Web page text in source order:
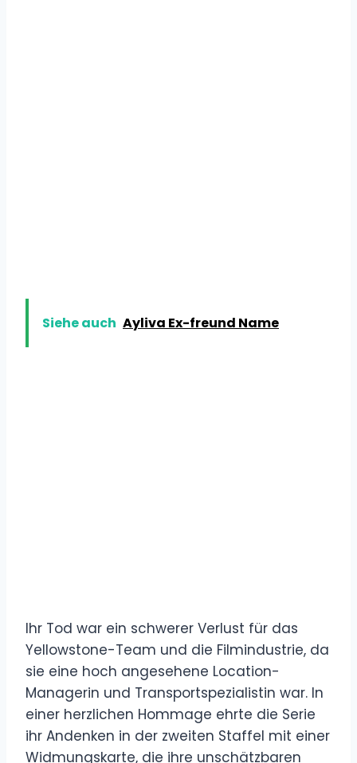
Siehe auch Ayliva Ex-freund Name
Ihr Tod war ein schwerer Verlust für das
Yellowstone-Team und die Filmindustrie, da
sie eine hoch angesehene Location-
Managerin und Transportspezialistin war. In
einer herzlichen Hommage ehrte die Serie
ihr Andenken in der zweiten Staffel mit einer
Widmungskarte, die ihre unschätzbaren